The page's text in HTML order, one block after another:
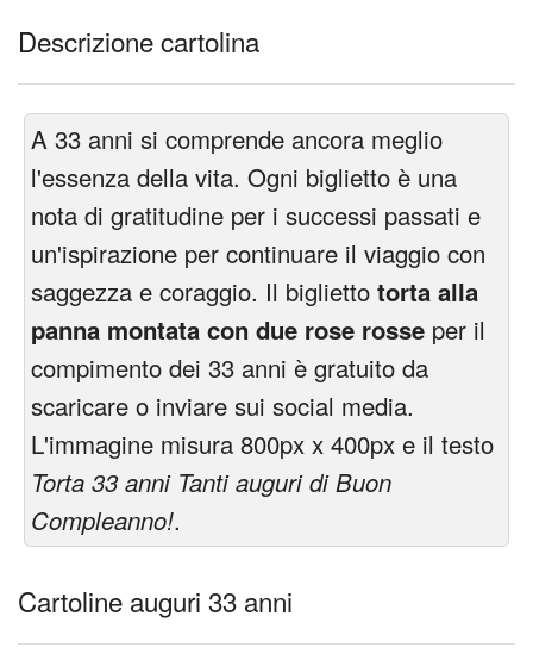
Descrizione cartolina
A 33 anni si comprende ancora meglio
l'essenza della vita. Ogni biglietto è una
nota di gratitudine per i successi passati e
un'ispirazione per continuare il viaggio con
saggezza e coraggio. Il biglietto torta alla
panna montata con due rose rosse per il
compimento dei 33 anni è gratuito da
scaricare o inviare sui social media.
L'immagine misura 800px x 400px e il testo
Torta 33 anni Tanti auguri di Buon
Compleanno!.
Cartoline auguri 33 anni